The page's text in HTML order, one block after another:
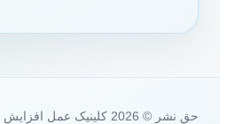
حق نشر © 2026 کلینیک عمل افزایش قد